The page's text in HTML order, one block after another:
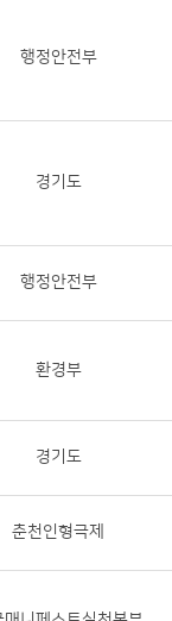
행정안전부
경기도
행정안전부
환경부
경기도
춘천인형극제